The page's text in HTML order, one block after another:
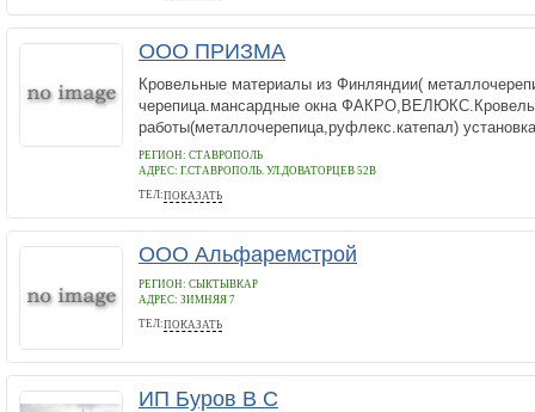
ООО ПРИЗМА
Кровельные материалы из Финляндии(
черепица.мансардные окна
работы(металлочерепица,руфлекс.катепал)
РЕГИОН: СТАВРОПОЛЬ
АДРЕС: Г.СТАВРОПОЛЬ. УЛ.ДОВАТОРЦЕВ 52В
ТЕЛ:ПОКАЗАТЬ
40-90-24
ООО Альфаремстрой
РЕГИОН: СЫКТЫВКАР
АДРЕС: ЗИМНЯЯ 7
ТЕЛ:ПОКАЗАТЬ
89042705221
ИП Буров В С